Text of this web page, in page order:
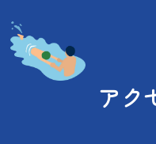
アク